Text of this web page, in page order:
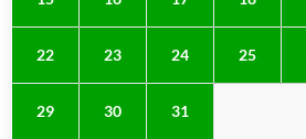
22 23 24 25
29 30 31